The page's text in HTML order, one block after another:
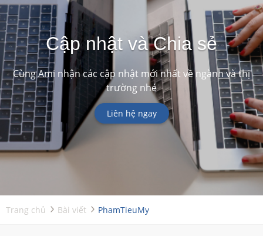
Cập nhật và Chia sẻ
Cùng Ami nhận các cập nhật mới nhất về ngành và thị
trường nhé
Liên hệ ngay
Trang chủ Bài viết PhamTieuMy